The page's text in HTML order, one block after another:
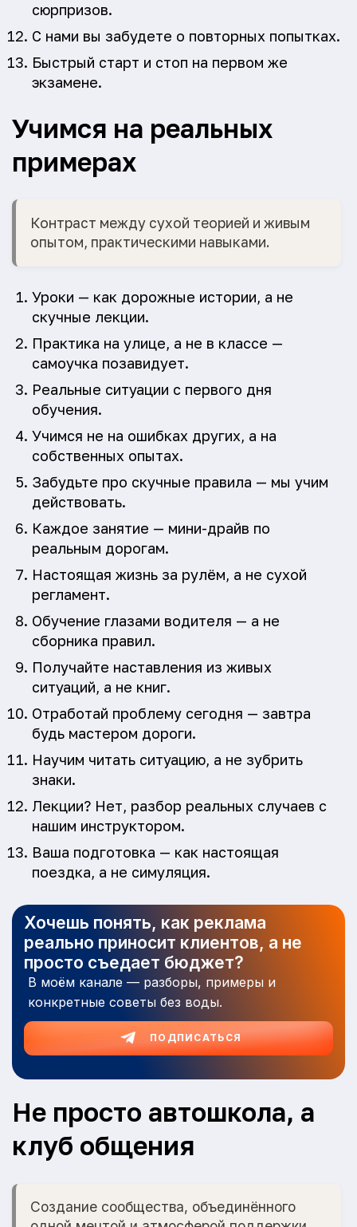
сюрпризов.
С нами вы забудете о повторных попытках.
Быстрый старт и стоп на первом же
экзамене.
Учимся на реальных
примерах
Контраст между сухой теорией и живым
опытом, практическими навыками.
Уроки — как дорожные истории, а не
скучные лекции.
Практика на улице, а не в классе —
самоучка позавидует.
Реальные ситуации с первого дня
обучения.
Учимся не на ошибках других, а на
собственных опытах.
Забудьте про скучные правила — мы учим
действовать.
Каждое занятие — мини-драйв по
реальным дорогам.
Настоящая жизнь за рулём, а не сухой
регламент.
Обучение глазами водителя — а не
сборника правил.
Получайте наставления из живых
ситуаций, а не книг.
Отработай проблему сегодня — завтра
будь мастером дороги.
Научим читать ситуацию, а не зубрить
знаки.
Лекции? Нет, разбор реальных случаев с
нашим инструктором.
Ваша подготовка — как настоящая
поездка, а не симуляция.
Хочешь понять, как реклама
реально приносит клиентов, а не
просто съедает бюджет?
В моём канале — разборы, примеры и
конкретные советы без воды.
ПОДПИСАТЬСЯ
Не просто автошкола, а
клуб общения
Создание сообщества, объединённого